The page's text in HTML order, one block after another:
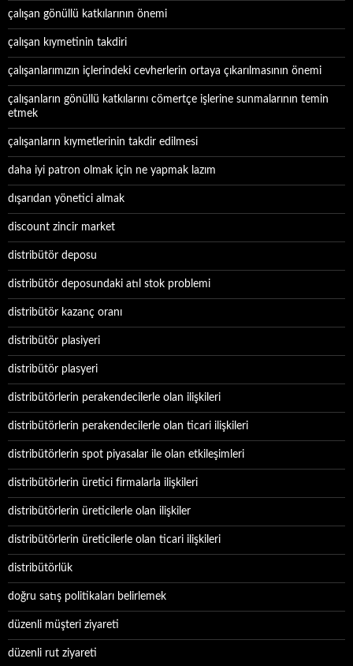
çalışan gönüllü katkılarının önemi
çalışan kıymetinin takdiri
çalışanlarımızın içlerindeki cevherlerin ortaya çıkarılmasının önemi
çalışanların gönüllü katkılarını cömertçe işlerine sunmalarının temin
etmek
çalışanların kıymetlerinin takdir edilmesi
daha iyi patron olmak için ne yapmak lazım
dışarıdan yönetici almak
discount zincir market
distribütör deposu
distribütör deposundaki atıl stok problemi
distribütör kazanç oranı
distribütör plasiyeri
distribütör plasyeri
distribütörlerin perakendecilerle olan ilişkileri
distribütörlerin perakendecilerle olan ticari ilişkileri
distribütörlerin spot piyasalar ile olan etkileşimleri
distribütörlerin üretici firmalarla ilişkileri
distribütörlerin üreticilerle olan ilişkiler
distribütörlerin üreticilerle olan ticari ilişkileri
distribütörlük
doğru satış politikaları belirlemek
düzenli müşteri ziyareti
düzenli rut ziyareti